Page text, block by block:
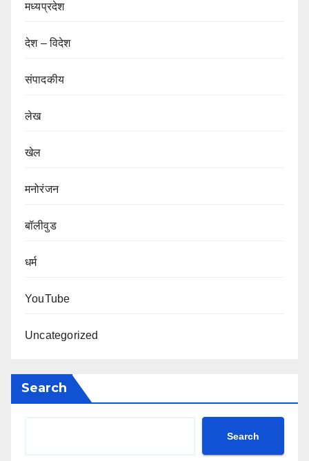
मध्यप्रदेश
देश – विदेश
संपादकीय
लेख
खेल
मनोरंजन
बॉलीवुड
धर्म
YouTube
Uncategorized
Search
Search